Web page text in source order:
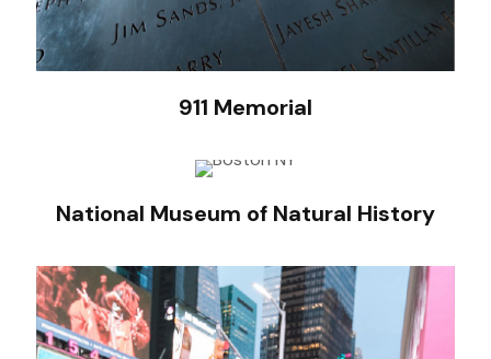
911 Memorial
National Museum of Natural History